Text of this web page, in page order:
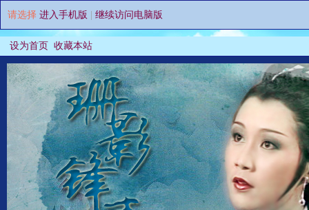
请选择 进入手机版 继续访问电脑版
设为首页 收藏本站